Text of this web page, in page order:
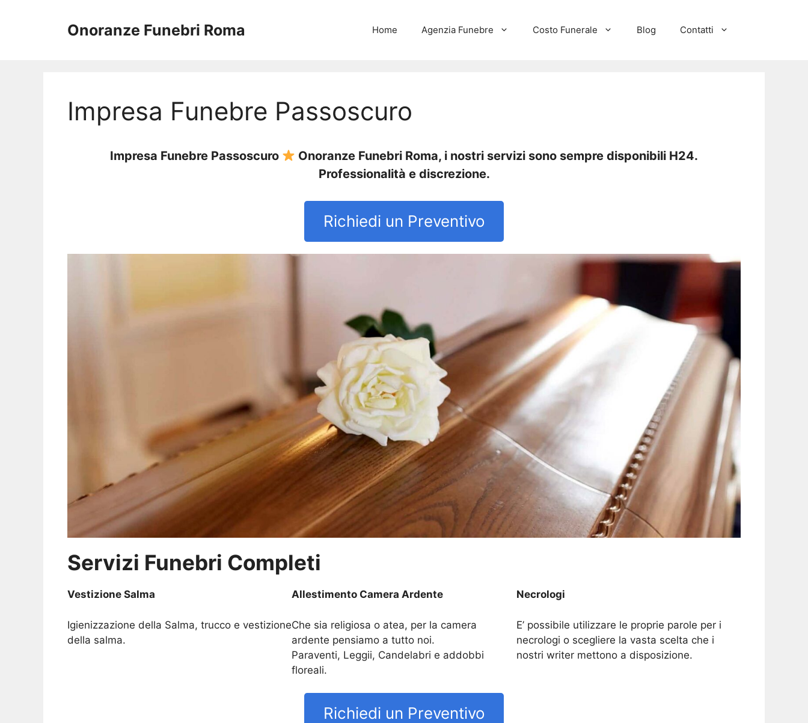
Onoranze Funebri Roma Home Agenzia Funebre Costo Funerale Blog Contatti
Impresa Funebre Passoscuro
Impresa Funebre Passoscuro
Onoranze Funebri Roma, i nostri servizi sono sempre disponibili H24.
Professionalità e discrezione.
Richiedi un Preventivo
Servizi Funebri Completi
Vestizione Salma
Igienizzazione della Salma, trucco e vestizione
della salma.
Allestimento Camera Ardente
Che sia religiosa o atea, per la camera
ardente pensiamo a tutto noi.
Paraventi, Leggii, Candelabri e addobbi
floreali.
Necrologi
E’ possibile utilizzare le proprie parole per i
necrologi o scegliere la vasta scelta che i
nostri writer mettono a disposizione.
Richiedi un Preventivo